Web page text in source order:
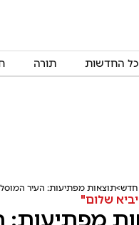
כל החדשות תורה
חדש תוצאות מפתיעות: העיר
שלום"
מפתיעות: